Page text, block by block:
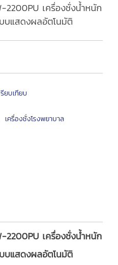
2200PU เครื่องชั่งน้ำหนัก
แสดงผลอัตโนมัติ
ยบเทียบ
เครื่องชั่งโรงพยาบาล
2200PU เครื่องชั่งน้ำหนัก
แสดงผลอัตโนมัติ